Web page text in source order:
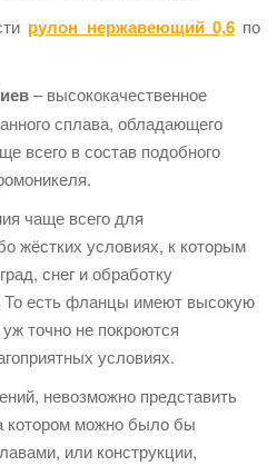
рулон нержавеющий 0,6по
– высококачественное
сплава, обладающего
всего в состав подобного
чаще всего для
жёстких условиях, к которым
снег и обработку
есть фланцы имеют высокую
точно не покроются
условиях.
невозможно представить
котором можно было бы
или конструкции,